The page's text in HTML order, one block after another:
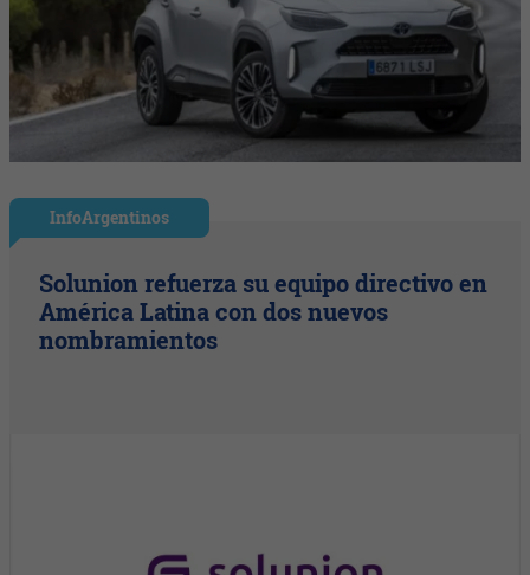
InfoArgentinos
Solunion refuerza su equipo directivo en
América Latina con dos nuevos
nombramientos